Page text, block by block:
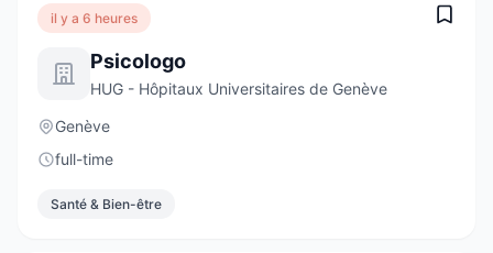
il y a 6 heures
Psicologo
HUG - Hôpitaux Universitaires de Genève
Genève
full-time
Santé & Bien-être